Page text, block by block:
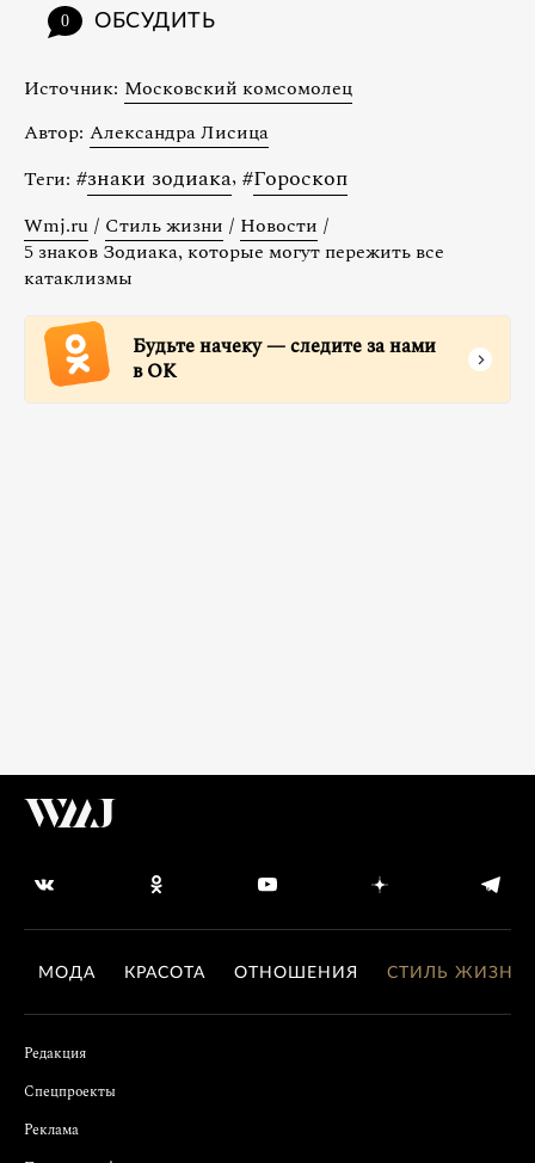
0 ОБСУДИТЬ
Источник: Московский комсомолец
Автор: Александра Лисица
Теги: #знаки зодиака, #Гороскоп
Wmj.ru / Стиль жизни / Новости /
5 знаков Зодиака, которые могут пережить все
катаклизмы
Будьте начеку — следите за нами
в ОК
МОДА КРАСОТА ОТНОШЕНИЯ СТИЛЬ ЖИЗНИ
Редакция
Спецпроекты
Реклама